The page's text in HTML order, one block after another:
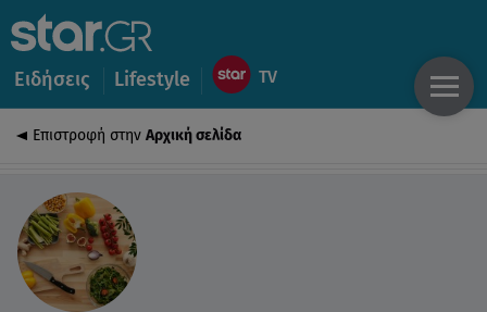
Ειδήσεις Lifestyle
Επιστροφή στην Αρχική σελίδα